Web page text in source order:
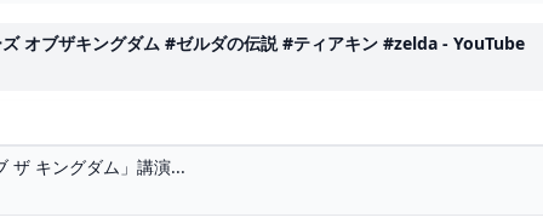
オブザキングダム #ゼルダの伝説 #ティアキン #zelda - YouTube
ザ キングダム」講演...